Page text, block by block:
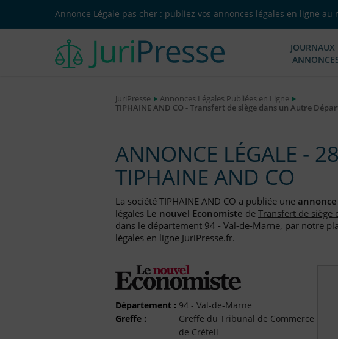
Annonce Légale pas cher : publiez vos annonces légales en ligne
JuriPresse
Annonces Légales Publiées en Ligne
TIPHAINE AND CO - Transfert de siège dans un Autre
ANNONCE LÉGALE -
TIPHAINE AND CO
La société TIPHAINE AND CO a publiée une
légales Le nouvel Economiste deTransfert de siège
dans le département 94 - Val-de-Marne, par notre
légales en ligne JuriPresse.fr.
Département : 94 - Val-de-Marne
Greffe :
Greffe du Tribunal de Commerce
de Créteil